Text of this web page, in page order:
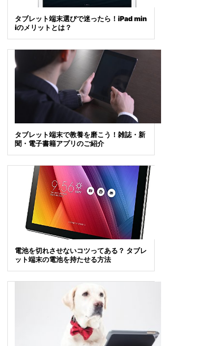
タブレット端末選びで迷ったら！iPad min
iのメリットとは？
タブレット端末で教養を磨こう！雑誌・新
聞・電子書籍アプリのご紹介
電池を切れさせないコツってある？ タブレ
ット端末の電池を持たせる方法